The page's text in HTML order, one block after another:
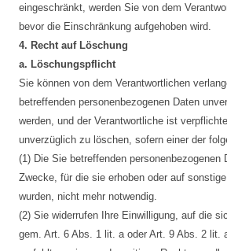
eingeschränkt, werden Sie von dem
bevor die Einschränkung aufgehoben wird.
4. Recht auf Löschung
a. Löschungspflicht
Sie können von dem Verantwortlichen
betreffenden personenbezogenen Daten
werden, und der Verantwortliche ist
unverzüglich zu löschen, sofern einer der
(1) Die Sie betreffenden personenbezogenen
Zwecke, für die sie erhoben oder auf
wurden, nicht mehr notwendig.
(2) Sie widerrufen Ihre Einwilligung, auf die
gem. Art. 6 Abs. 1 lit. a oder Art. 9 Abs. 2 lit.